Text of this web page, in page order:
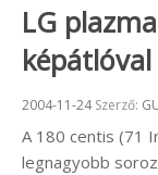
LG
képátlóval
Beküldve:
2004-11-24Szerző:
A 180 centis (71
legnagyobb